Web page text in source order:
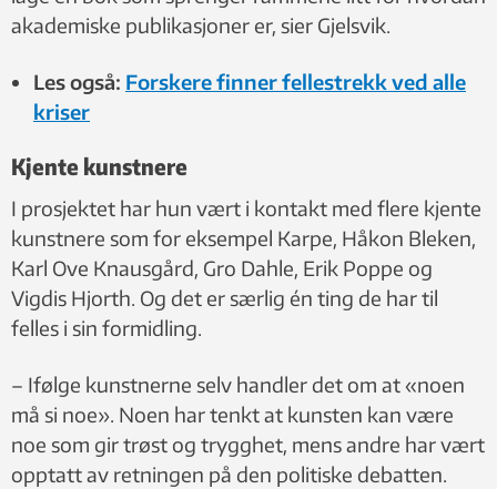
akademiske publikasjoner er, sier Gjelsvik.
Les også: Forskere finner fellestrekk ved alle
kriser
Kjente kunstnere
I prosjektet har hun vært i kontakt med flere kjente
kunstnere som for eksempel Karpe, Håkon Bleken,
Karl Ove Knausgård, Gro Dahle, Erik Poppe og
Vigdis Hjorth. Og det er særlig én ting de har til
felles i sin formidling.
– Ifølge kunstnerne selv handler det om at «noen
må si noe». Noen har tenkt at kunsten kan være
noe som gir trøst og trygghet, mens andre har vært
opptatt av retningen på den politiske debatten.